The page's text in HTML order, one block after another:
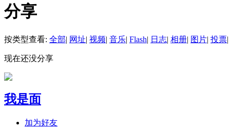
分享
按类型查看: 全部| 网址| 视频| 音乐| Flash| 日志| 相册| 图片| 投票|
现在还没分享
我是面
加为好友